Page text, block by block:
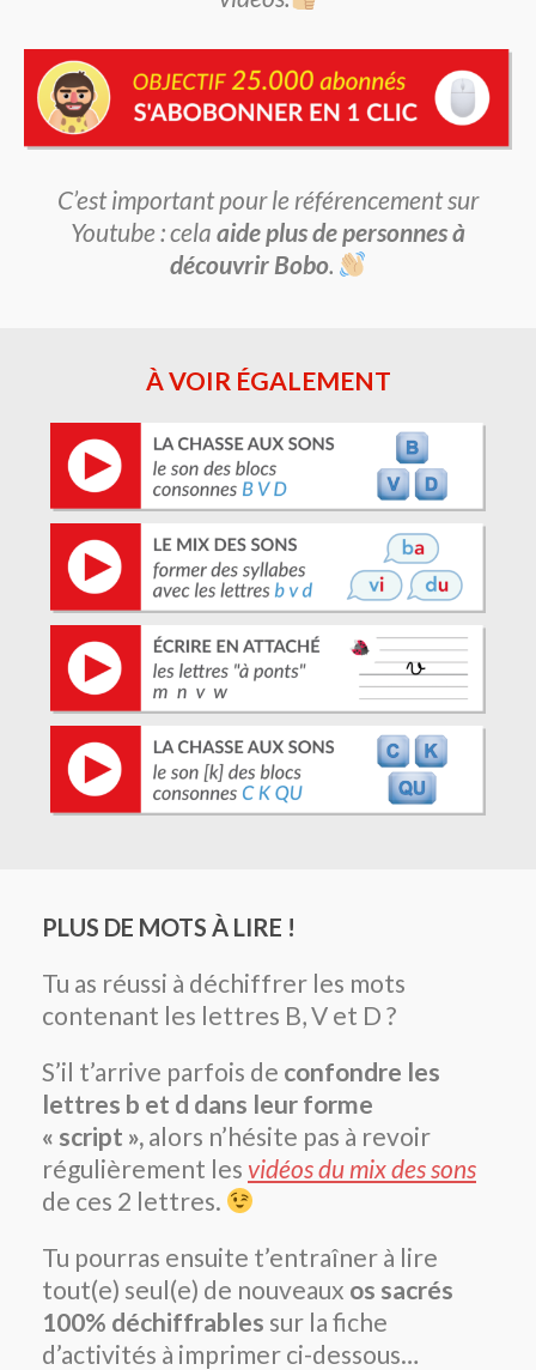
C’est important pour le référencement sur
Youtube : cela aide plus de personnes à
découvrir Bobo.
À VOIR ÉGALEMENT
PLUS DE MOTS À LIRE !
Tu as réussi à déchiffrer les mots
contenant les lettres B, V et D ?
S’il t’arrive parfois de confondre les
lettres b et d dans leur forme
« script », alors n’hésite pas à revoir
régulièrement les vidéos du mix des sons
de ces 2 lettres.
Tu pourras ensuite t’entraîner à lire
tout(e) seul(e) de nouveaux os sacrés
100% déchiffrables sur la fiche
d’activités à imprimer ci-dessous…